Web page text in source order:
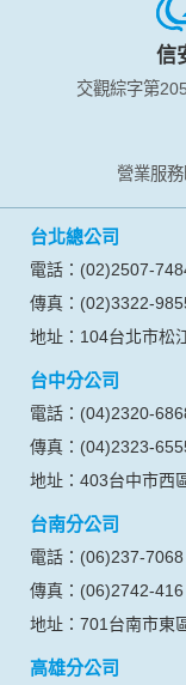
信
交觀綜字第
營業服
台北總公司
電話：(02)2507-
傳真：(02)3322-
地址：104台北市松
台中分公司
電話：(04)2320-
傳真：(04)2323-
地址：403台中市西
台南分公司
電話：(06)237-7068
傳真：(06)2742-416
地址：701台南市東
高雄分公司